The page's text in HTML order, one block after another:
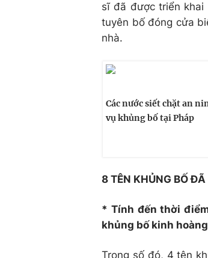
sĩ đã được triển khai
tuyên bố đóng cửa
nhà.
Các nước siết chặt an
vụ khủng bố tại Pháp
8 TÊN KHỦNG BỐ
* Tính đến thời
khủng bố kinh
Trong số đó, 4 tên